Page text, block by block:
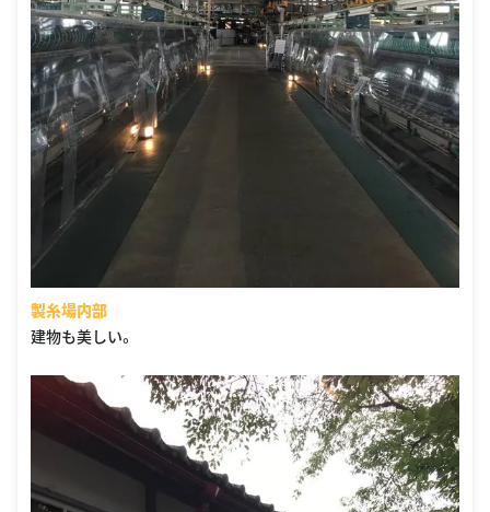
製糸場内部
建物も美しい。